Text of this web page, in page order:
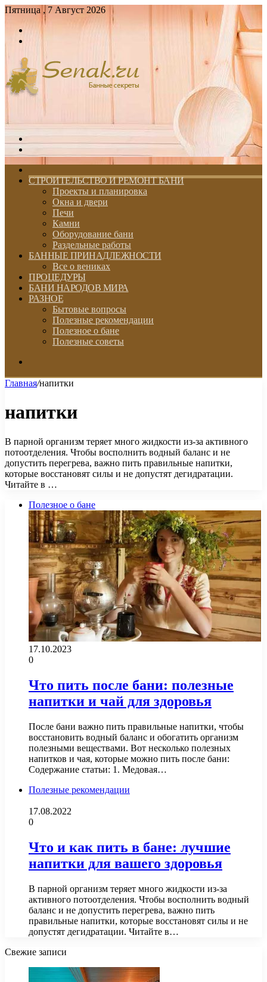
Пятница , 7 Август 2026
Войти
skin
СТРОИТЕЛЬСТВО И РЕМОНТ БАНИ
Проекты и планировка
Окна и двери
Печи
Камни
Оборудование бани
Раздельные работы
БАННЫЕ ПРИНАДЛЕЖНОСТИ
Все о вениках
ПРОЦЕДУРЫ
БАНИ НАРОДОВ МИРА
РАЗНОЕ
Бытовые вопросы
Полезные рекомендации
Полезное о бане
Полезные советы
Главная/напитки
напитки
В парной организм теряет много жидкости из-за активного
потоотделения. Чтобы восполнить водный баланс и не
допустить перегрева, важно пить правильные напитки,
которые восстановят силы и не допустят дегидратации.
Читайте в …
Полезное о бане
17.10.2023
0
Что пить после бани: полезные
напитки и чай для здоровья
После бани важно пить правильные напитки, чтобы
восстановить водный баланс и обогатить организм
полезными веществами. Вот несколько полезных
напитков и чая, которые можно пить после бани:
Содержание статьи: 1. Медовая…
Полезные рекомендации
17.08.2022
0
Что и как пить в бане: лучшие
напитки для вашего здоровья
В парной организм теряет много жидкости из-за
активного потоотделения. Чтобы восполнить водный
баланс и не допустить перегрева, важно пить
правильные напитки, которые восстановят силы и не
допустят дегидратации. Читайте в…
Свежие записи